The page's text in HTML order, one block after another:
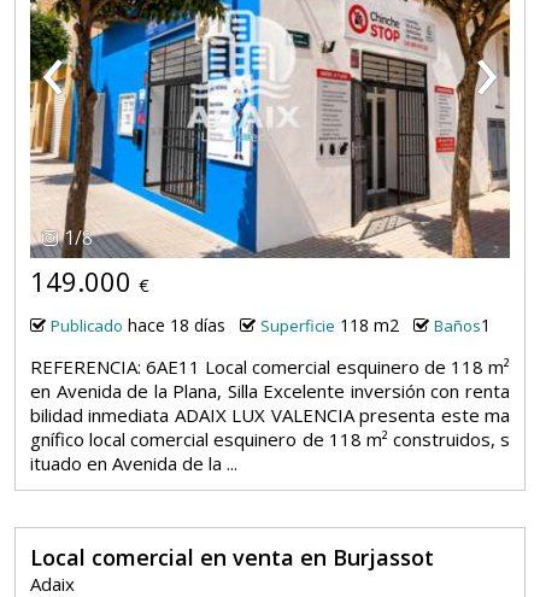
‹ ›
1/8
149.000 €
Publicado hace 18 días Superficie 118 m2 Baños1
REFERENCIA: 6AE11 Local comercial esquinero de 118 m²
en Avenida de la Plana, Silla Excelente inversión con renta
bilidad inmediata ADAIX LUX VALENCIA presenta este ma
gnífico local comercial esquinero de 118 m² construidos, s
ituado en Avenida de la ...
Local comercial en venta en Burjassot
Adaix